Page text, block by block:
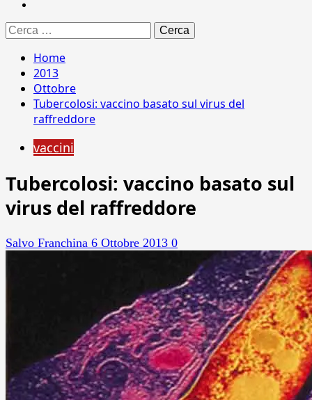
Ricerca
per:
Home
2013
Ottobre
Tubercolosi: vaccino basato sul virus del
raffreddore
vaccini
Tubercolosi: vaccino basato sul
virus del raffreddore
Salvo Franchina 6 Ottobre 2013 0